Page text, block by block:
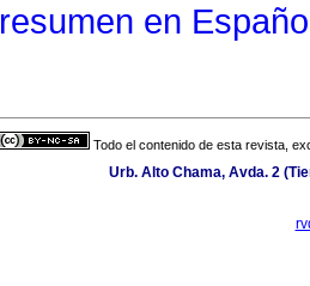
resumen en
Todo el contenido de esta revista,
Urb. Alto Chama, Avda. 2